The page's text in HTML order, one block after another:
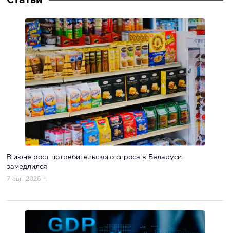
В июне рост потребительского спроса в Беларуси
замедлился
7 авг. 2026 г.